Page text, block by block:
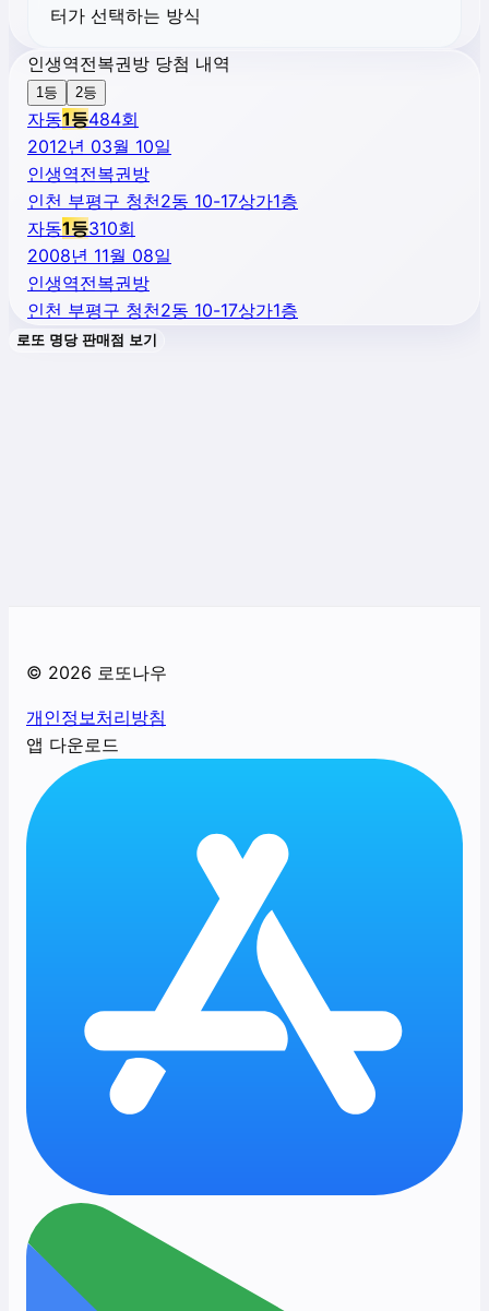
터가 선택하는 방식
인생역전복권방 당첨 내역
1등 2등
자동1등484회
2012년 03월 10일
인생역전복권방
인천 부평구 청천2동 10-17상가1층
자동1등310회
2008년 11월 08일
인생역전복권방
인천 부평구 청천2동 10-17상가1층
로또 명당 판매점 보기
© 2026 로또나우
개인정보처리방침
앱 다운로드